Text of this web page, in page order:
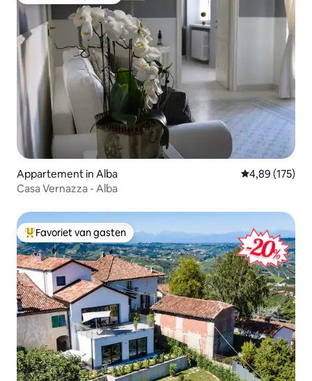
Appartement in Alba Gemiddelde
4,89 (175)
Casa Vernazza - Alba
Topfavoriet van gasten
Favoriet van gasten